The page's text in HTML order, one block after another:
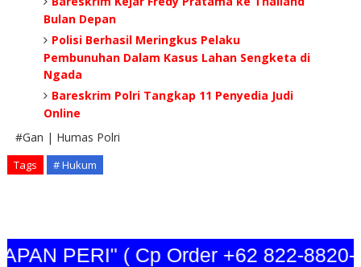
Bulan Depan
Polisi Berhasil Meringkus Pelaku
Pembunuhan Dalam Kasus Lahan Sengketa di
Ngada
Bareskrim Polri Tangkap 11 Penyedia Judi
Online
#Gan | Humas Polri
Tags # Hukum
PERI" ( Cp Order +62 822-8820-